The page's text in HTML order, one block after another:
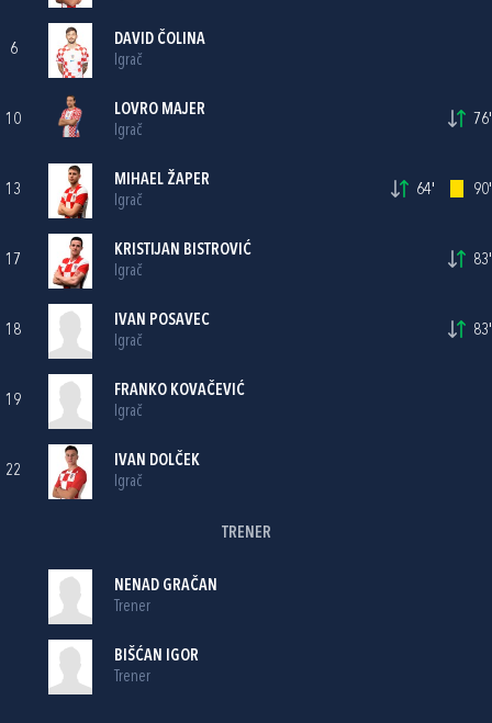
6
DAVID ČOLINA
Igrač
10
LOVRO MAJER
Igrač
76'
13
MIHAEL ŽAPER
Igrač
64' 90'
17
KRISTIJAN BISTROVIĆ
Igrač
83'
18
IVAN POSAVEC
Igrač
83'
19
FRANKO KOVAČEVIĆ
Igrač
22
IVAN DOLČEK
Igrač
TRENER
NENAD GRAČAN
Trener
BIŠĆAN IGOR
Trener